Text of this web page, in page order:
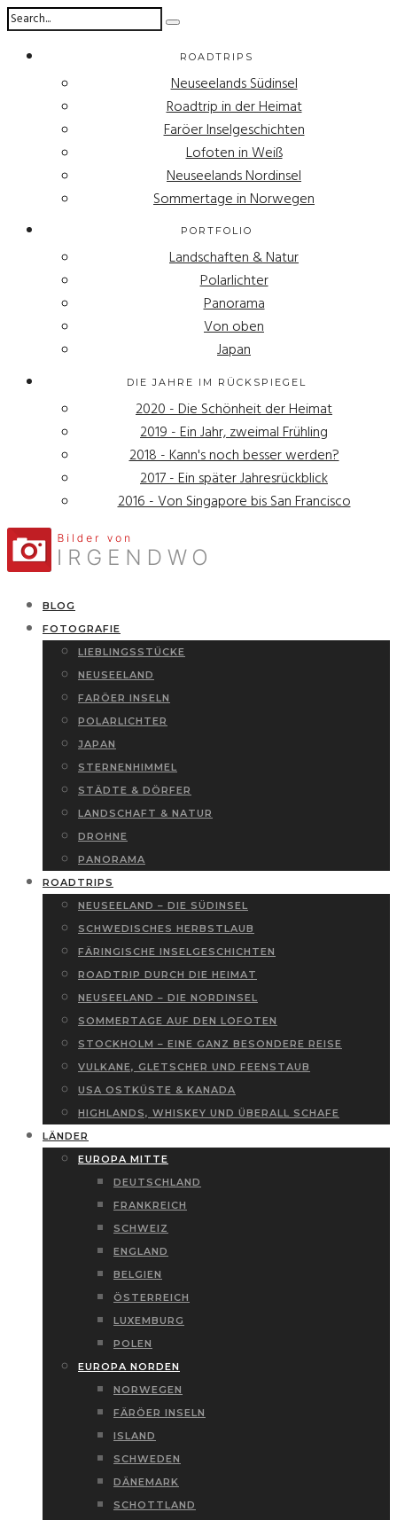
ROADTRIPS
Neuseelands Südinsel
Roadtrip in der Heimat
Faröer Inselgeschichten
Lofoten in Weiß
Neuseelands Nordinsel
Sommertage in Norwegen
PORTFOLIO
Landschaften & Natur
Polarlichter
Panorama
Von oben
Japan
DIE JAHRE IM RÜCKSPIEGEL
2020 - Die Schönheit der Heimat
2019 - Ein Jahr, zweimal Frühling
2018 - Kann's noch besser werden?
2017 - Ein später Jahresrückblick
2016 - Von Singapore bis San Francisco
BLOG
FOTOGRAFIE
LIEBLINGSSTÜCKE
NEUSEELAND
FARÖER INSELN
POLARLICHTER
JAPAN
STERNENHIMMEL
STÄDTE & DÖRFER
LANDSCHAFT & NATUR
DROHNE
PANORAMA
ROADTRIPS
NEUSEELAND – DIE SÜDINSEL
SCHWEDISCHES HERBSTLAUB
FÄRINGISCHE INSELGESCHICHTEN
ROADTRIP DURCH DIE HEIMAT
NEUSEELAND – DIE NORDINSEL
SOMMERTAGE AUF DEN LOFOTEN
STOCKHOLM – EINE GANZ BESONDERE REISE
VULKANE, GLETSCHER UND FEENSTAUB
USA OSTKÜSTE & KANADA
HIGHLANDS, WHISKEY UND ÜBERALL SCHAFE
LÄNDER
EUROPA MITTE
DEUTSCHLAND
FRANKREICH
SCHWEIZ
ENGLAND
BELGIEN
ÖSTERREICH
LUXEMBURG
POLEN
EUROPA NORDEN
NORWEGEN
FÄRÖER INSELN
ISLAND
SCHWEDEN
DÄNEMARK
SCHOTTLAND